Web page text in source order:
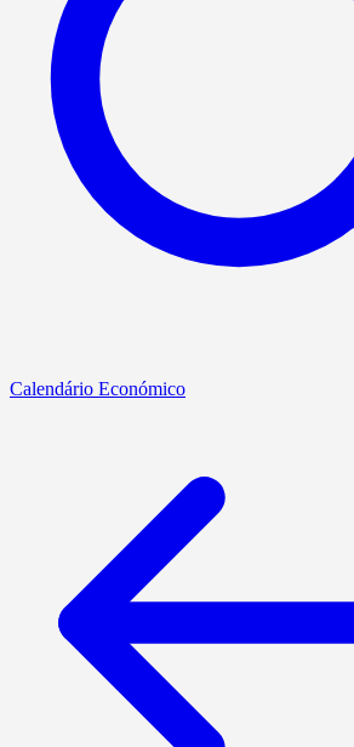
Calendário Económico